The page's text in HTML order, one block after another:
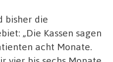
bisher die
„Die Kassen sagen
acht Monate.